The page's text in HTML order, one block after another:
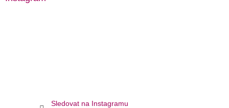
Sledovat na Instagramu